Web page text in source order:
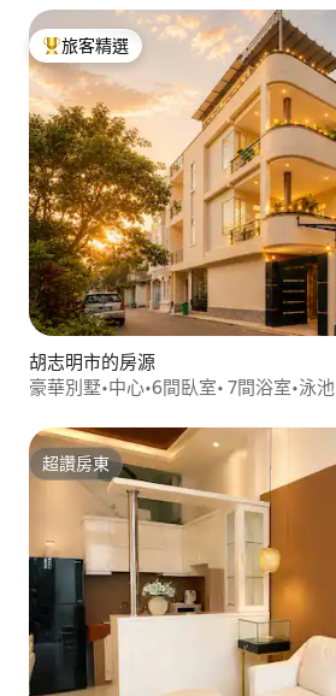
旅客精選榜首
旅客精選
胡志明市的房源
豪華別墅•中心•6間臥室• 7間浴室•泳
超讚房東
超讚房東